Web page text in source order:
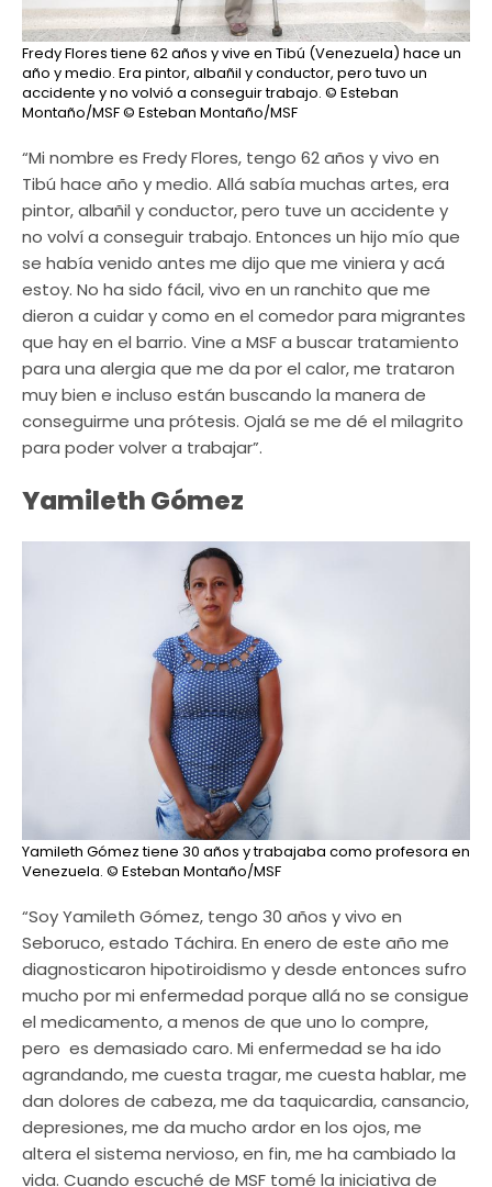
Fredy Flores tiene 62 años y vive en Tibú (Venezuela) hace un
año y medio. Era pintor, albañil y conductor, pero tuvo un
accidente y no volvió a conseguir trabajo. © Esteban
Montaño/MSF© Esteban Montaño/MSF
“Mi nombre es Fredy Flores, tengo 62 años y vivo en
Tibú hace año y medio. Allá sabía muchas artes, era
pintor, albañil y conductor, pero tuve un accidente y
no volví a conseguir trabajo. Entonces un hijo mío que
se había venido antes me dijo que me viniera y acá
estoy. No ha sido fácil, vivo en un ranchito que me
dieron a cuidar y como en el comedor para migrantes
que hay en el barrio. Vine a MSF a buscar tratamiento
para una alergia que me da por el calor, me trataron
muy bien e incluso están buscando la manera de
conseguirme una prótesis. Ojalá se me dé el milagrito
para poder volver a trabajar”.
Yamileth Gómez
Yamileth Gómez tiene 30 años y trabajaba como profesora en
Venezuela. © Esteban Montaño/MSF
“Soy Yamileth Gómez, tengo 30 años y vivo en
Seboruco, estado Táchira. En enero de este año me
diagnosticaron hipotiroidismo y desde entonces sufro
mucho por mi enfermedad porque allá no se consigue
el medicamento, a menos de que uno lo compre,
pero es demasiado caro. Mi enfermedad se ha ido
agrandando, me cuesta tragar, me cuesta hablar, me
dan dolores de cabeza, me da taquicardia, cansancio,
depresiones, me da mucho ardor en los ojos, me
altera el sistema nervioso, en fin, me ha cambiado la
vida. Cuando escuché de MSF tomé la iniciativa de